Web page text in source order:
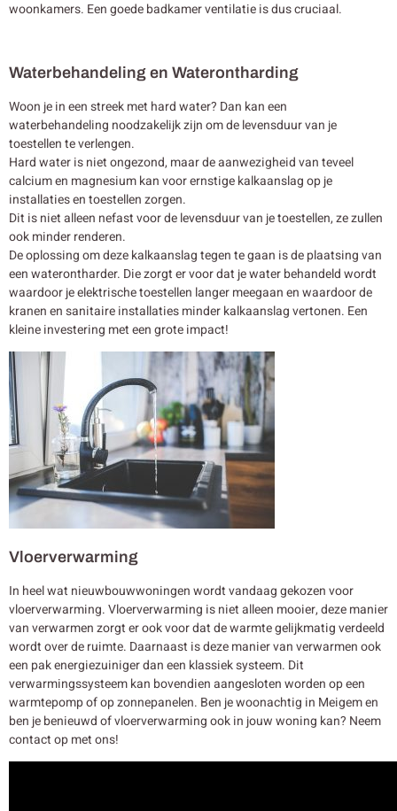
woonkamers. Een goede badkamer ventilatie is dus cruciaal.
Waterbehandeling en Waterontharding
Woon je in een streek met hard water? Dan kan een
waterbehandeling noodzakelijk zijn om de levensduur van je
toestellen te verlengen.
Hard water is niet ongezond, maar de aanwezigheid van teveel
calcium en magnesium kan voor ernstige kalkaanslag op je
installaties en toestellen zorgen.
Dit is niet alleen nefast voor de levensduur van je toestellen, ze zullen
ook minder renderen.
De oplossing om deze kalkaanslag tegen te gaan is de plaatsing van
een waterontharder. Die zorgt er voor dat je water behandeld wordt
waardoor je elektrische toestellen langer meegaan en waardoor de
kranen en sanitaire installaties minder kalkaanslag vertonen. Een
kleine investering met een grote impact!
Vloerverwarming
In heel wat nieuwbouwwoningen wordt vandaag gekozen voor
vloerverwarming. Vloerverwarming is niet alleen mooier, deze manier
van verwarmen zorgt er ook voor dat de warmte gelijkmatig verdeeld
wordt over de ruimte. Daarnaast is deze manier van verwarmen ook
een pak energiezuiniger dan een klassiek systeem. Dit
verwarmingssysteem kan bovendien aangesloten worden op een
warmtepomp of op zonnepanelen. Ben je woonachtig in Meigem en
ben je benieuwd of vloerverwarming ook in jouw woning kan? Neem
contact op met ons!